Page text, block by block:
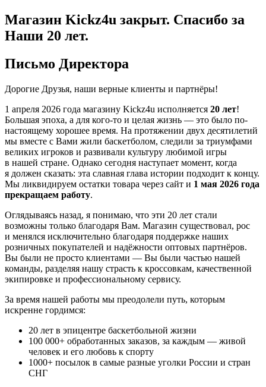
Магазин Kickz4u закрыт. Спасибо за
Наши 20 лет.
Письмо Директора
Дорогие Друзья, наши верные клиенты и партнёры!
1 апреля 2026 года магазину Kickz4u исполняется 20 лет!
Большая эпоха, а для кого-то и целая жизнь — это было по-
настоящему хорошее время. На протяжении двух десятилетий
мы вместе с Вами жили баскетболом, следили за триумфами
великих игроков и развивали культуру любимой игры
в нашей стране. Однако сегодня наступает момент, когда
я должен сказать: эта славная глава истории подходит к концу.
Мы ликвидируем остатки товара через сайт и 1 мая 2026 года
прекращаем работу.
Оглядываясь назад, я понимаю, что эти 20 лет стали
возможны только благодаря Вам. Магазин существовал, рос
и менялся исключительно благодаря поддержке наших
розничных покупателей и надёжности оптовых партнёров.
Вы были не просто клиентами — Вы были частью нашей
команды, разделяя нашу страсть к кроссовкам, качественной
экипировке и профессиональному сервису.
За время нашей работы мы преодолели путь, которым
искренне гордимся:
20 лет в эпицентре баскетбольной жизни
100 000+ обработанных заказов, за каждым — живой
человек и его любовь к спорту
1000+ посылок в самые разные уголки России и стран
СНГ